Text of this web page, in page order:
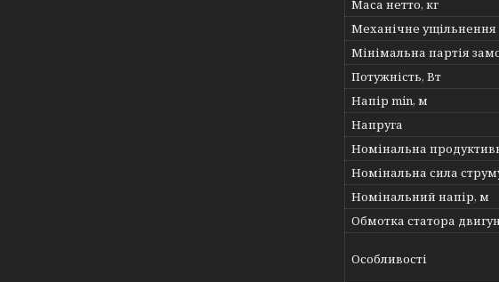
Маса нетто, кг
Механічне ущільнення
Мінімальна партія
Потужність, Вт
Напір min, м
Напруга
Номінальна
Номінальна сила
Номінальний напір, м
Обмотка статора
Особливості